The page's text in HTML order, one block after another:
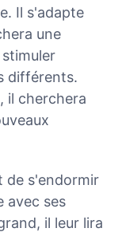
Il s'adapte
une
différents.
il cherchera
de s'endormir
avec ses
il leur lira